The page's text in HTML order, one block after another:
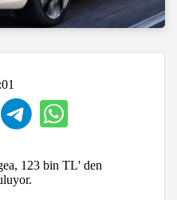
123 bin TL' den